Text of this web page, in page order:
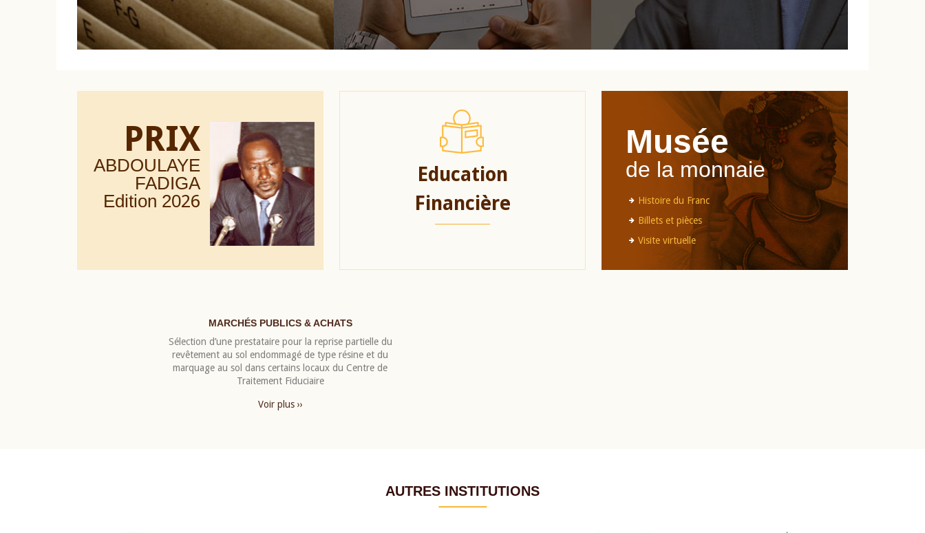
PRIX
ABDOULAYE
FADIGA
Edition 2026
Education
Financière
Musée
de la monnaie
Histoire du Franc
Billets et pièces
Visite virtuelle
MARCHÉS PUBLICS & ACHATS
Sélection d’une prestataire pour la reprise partielle du
revêtement au sol endommagé de type résine et du
marquage au sol dans certains locaux du Centre de
Traitement Fiduciaire
Voir plus ››
AUTRES INSTITUTIONS